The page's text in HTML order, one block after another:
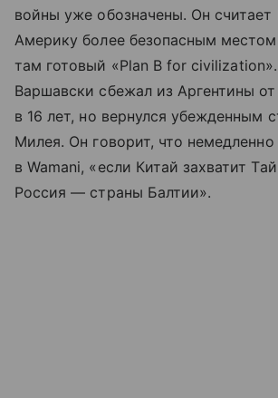
войны уже обозначены. Он
Америку более безопасным
там готовый «Plan B for
Варшавски сбежал из Аргентины
в 16 лет, но вернулся убежденным
Милея. Он говорит, что немедленно
в Wamani, «если Китай захватит
Россия — страны Балтии».